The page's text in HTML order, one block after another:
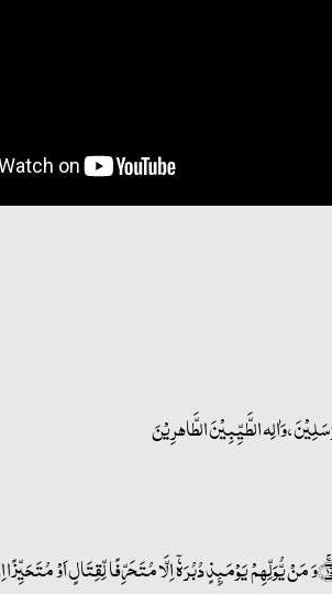
وَاٰلِه الطَّیِّبِیْنَ الطَّاهرِیْنَ
یٰۤاَیُّہَا الَّذِیۡنَ اٰمَنُوۡۤا اِذَا لَقِیۡتُمُ الَّذِیۡنَ کَفَرُوۡا زَحۡفًا فَلَا تُوَلُّوۡہُمُ الۡاَدۡبَارَ ﴿ۚ۱۵﴾وَ مَنۡ یُّوَلِّہِمۡ یَوۡمَئِذٍ دُبُرَہٗۤ اِلَّا